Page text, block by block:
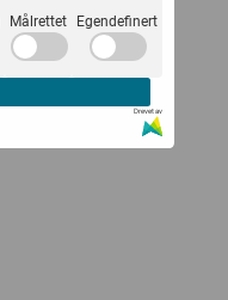
Målrettet Egendefinert
Drevet av